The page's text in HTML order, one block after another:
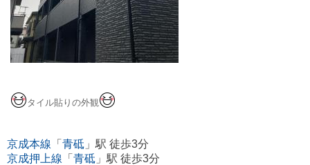
タイル貼りの外観
京成本線 「 青砥 」駅 徒歩3分
京成押上線 「 青砥 」駅 徒歩3分